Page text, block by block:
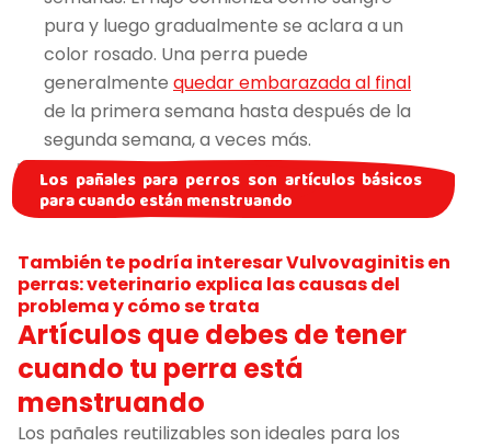
pura y luego gradualmente se aclara a un
color rosado. Una perra puede
generalmente quedar embarazada al final
de la primera semana hasta después de la
segunda semana, a veces más.
Los pañales para perros son artículos básicos
para cuando están menstruando
También te podría interesarVulvovaginitis en
perras: veterinario explica las causas del
problema y cómo se trata
Artículos que debes de tener
cuando tu perra está
menstruando
Los pañales reutilizables son ideales para los